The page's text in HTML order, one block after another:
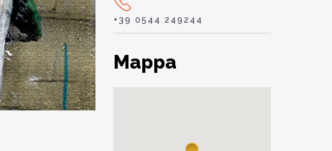
+39 0544 249244
Mappa